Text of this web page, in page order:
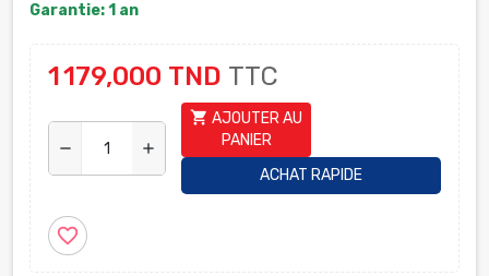
Garantie: 1 an
1 179,000 TND TTC
remove add
shopping_cart AJOUTER AU
PANIER
ACHAT RAPIDE
favorite_border